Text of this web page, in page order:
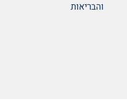
והבריאות